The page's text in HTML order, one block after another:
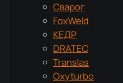
Сварог
FoxWeld
КЕДР
DRATEC
Translas
Oxyturbo